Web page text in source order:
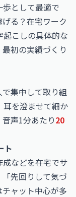
として最適で
る？在宅ワーク
こしの具体的な
初の実績づくり
集中して取り組
耳を澄ませて細か
声1分あたり20
ト
などを在宅でサ
先回りして気づ
ャット中心が多